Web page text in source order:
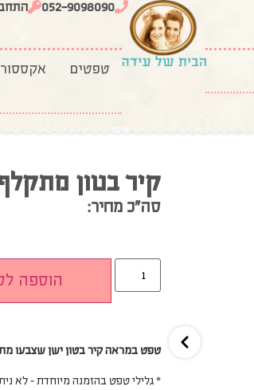
052-9098090
טפטים
קיר בטון
סה”כ מחיר:
הוספה
טפט במראהקיר בטון ישן שצבעו
* גלילי טפט בהזמנה מיוחדת – לא